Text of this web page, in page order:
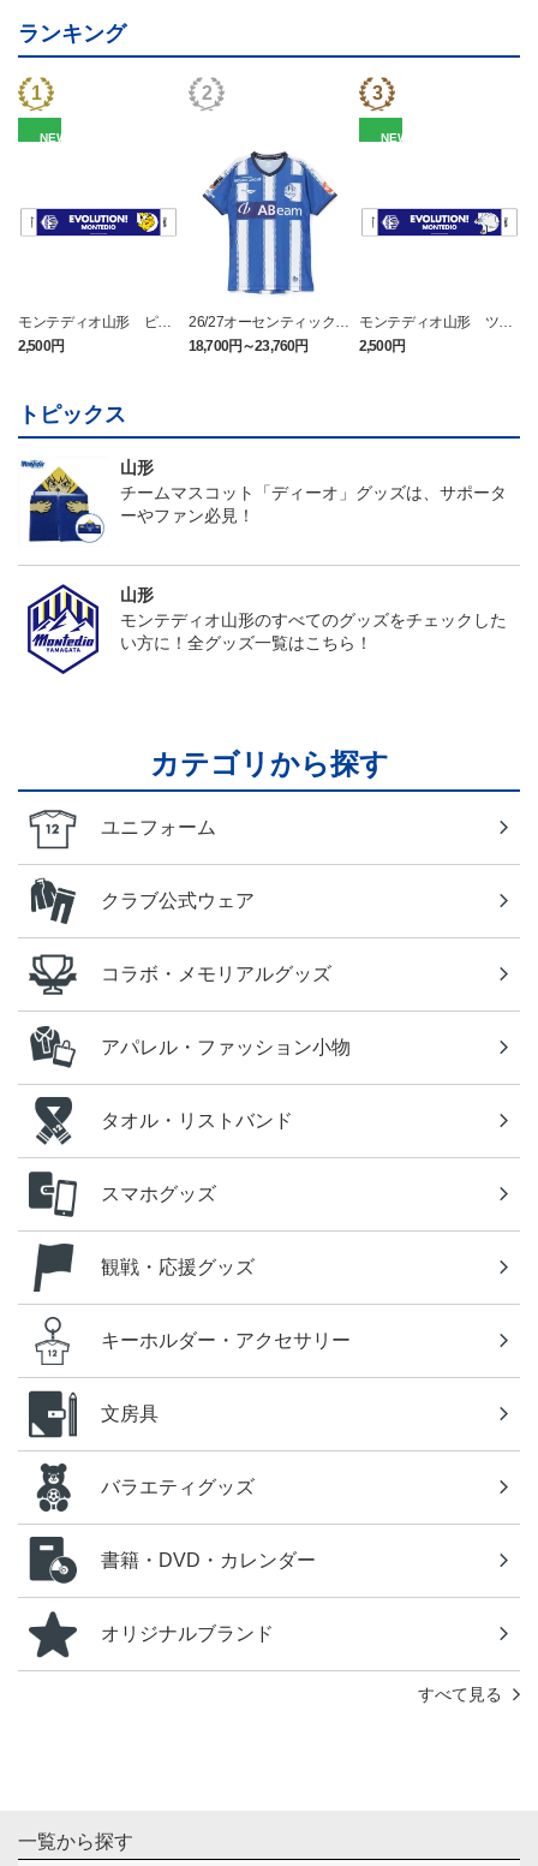
ランキング
NEW
モンテディオ山形 ピカ
チュウ タオルマフラー
2,500円
26/27オーセンティックユ
ニフォーム半袖（FP1st）
18,700円～23,760円
NEW
モンテディオ山形 ツン
ベアー タオルマフラー
2,500円
トピックス
山形
チームマスコット「ディーオ」グッズは、サポータ
ーやファン必見！
山形
モンテディオ山形のすべてのグッズをチェックした
い方に！全グッズ一覧はこちら！
カテゴリから探す
ユニフォーム
クラブ公式ウェア
コラボ・メモリアルグッズ
アパレル・ファッション小物
タオル・リストバンド
スマホグッズ
観戦・応援グッズ
キーホルダー・アクセサリー
文房具
バラエティグッズ
書籍・DVD・カレンダー
オリジナルブランド
すべて見る
一覧から探す